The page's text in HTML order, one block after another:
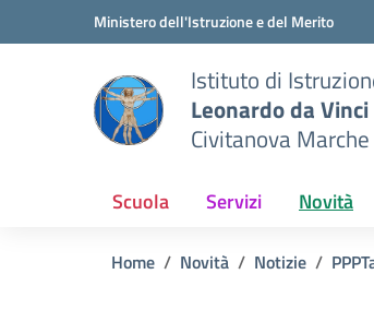
Vai ai contenuti
Vai al menu di navigazioneMinistero dell'Istruzione e del Merito
Istituto di
Leonardo da Vinci
Civitanova Marche
Scuola Servizi Novità
Home Novità Notizie